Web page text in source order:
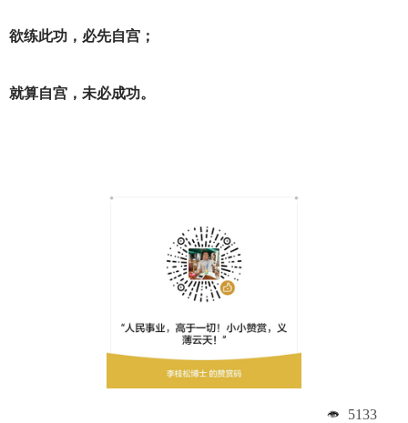
欲练此功，必先自宫；
就算自宫，未必成功。
5133